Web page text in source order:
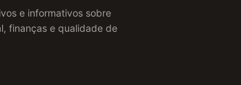
e informativos sobre
finanças e qualidade de